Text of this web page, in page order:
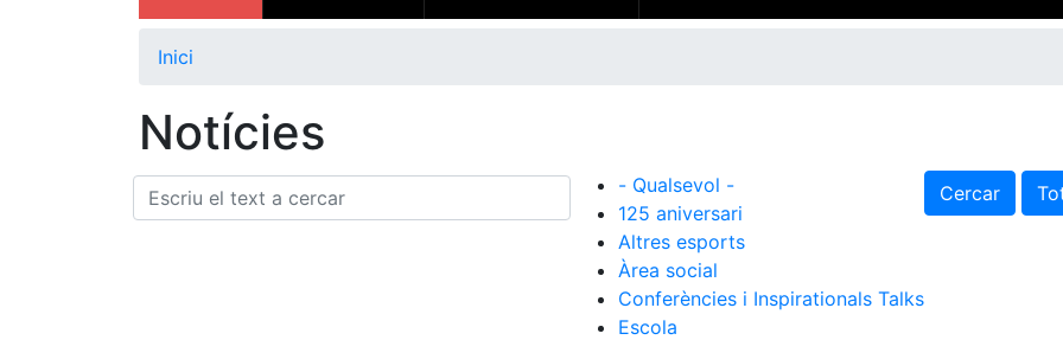
Inici
Notícies
- Qualsevol -
125 aniversari
Altres esports
Àrea social
Conferències i Inspirationals Talks
Escola
Cercar